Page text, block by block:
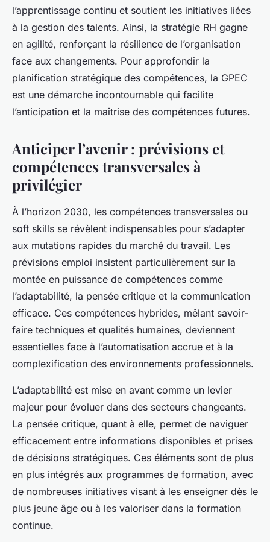
l’apprentissage continu et soutient les initiatives liées
à la gestion des talents. Ainsi, la stratégie RH gagne
en agilité, renforçant la résilience de l’organisation
face aux changements. Pour approfondir la
planification stratégique des compétences, la GPEC
est une démarche incontournable qui facilite
l’anticipation et la maîtrise des compétences futures.
Anticiper l’avenir : prévisions et
compétences transversales à
privilégier
À l’horizon 2030, les compétences transversales ou
soft skills se révèlent indispensables pour s’adapter
aux mutations rapides du marché du travail. Les
prévisions emploi insistent particulièrement sur la
montée en puissance de compétences comme
l’adaptabilité, la pensée critique et la communication
efficace. Ces compétences hybrides, mêlant savoir-
faire techniques et qualités humaines, deviennent
essentielles face à l’automatisation accrue et à la
complexification des environnements professionnels.
L’adaptabilité est mise en avant comme un levier
majeur pour évoluer dans des secteurs changeants.
La pensée critique, quant à elle, permet de naviguer
efficacement entre informations disponibles et prises
de décisions stratégiques. Ces éléments sont de plus
en plus intégrés aux programmes de formation, avec
de nombreuses initiatives visant à les enseigner dès le
plus jeune âge ou à les valoriser dans la formation
continue.